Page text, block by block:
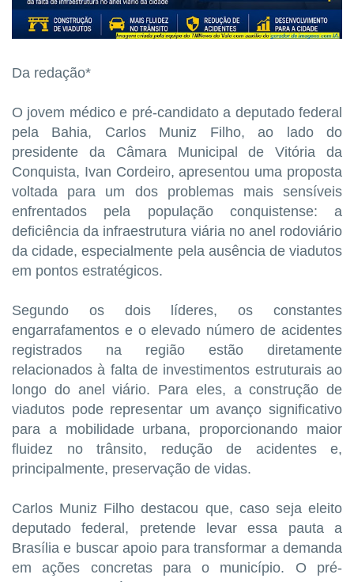
Da redação*
O jovem médico e pré-candidato a deputado federal
pela Bahia, Carlos Muniz Filho, ao lado do
presidente da Câmara Municipal de Vitória da
Conquista, Ivan Cordeiro, apresentou uma proposta
voltada para um dos problemas mais sensíveis
enfrentados pela população conquistense: a
deficiência da infraestrutura viária no anel rodoviário
da cidade, especialmente pela ausência de viadutos
em pontos estratégicos.
Segundo os dois líderes, os constantes
engarrafamentos e o elevado número de acidentes
registrados na região estão diretamente
relacionados à falta de investimentos estruturais ao
longo do anel viário. Para eles, a construção de
viadutos pode representar um avanço significativo
para a mobilidade urbana, proporcionando maior
fluidez no trânsito, redução de acidentes e,
principalmente, preservação de vidas.
Carlos Muniz Filho destacou que, caso seja eleito
deputado federal, pretende levar essa pauta a
Brasília e buscar apoio para transformar a demanda
em ações concretas para o município. O pré-